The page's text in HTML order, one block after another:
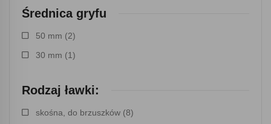
Średnica gryfu
50 mm (2)
30 mm (1)
Rodzaj ławki:
skośna, do brzuszków (8)